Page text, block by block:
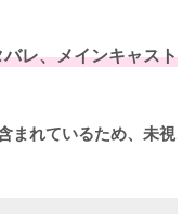
レ、メインキャスト
まれているため、未視